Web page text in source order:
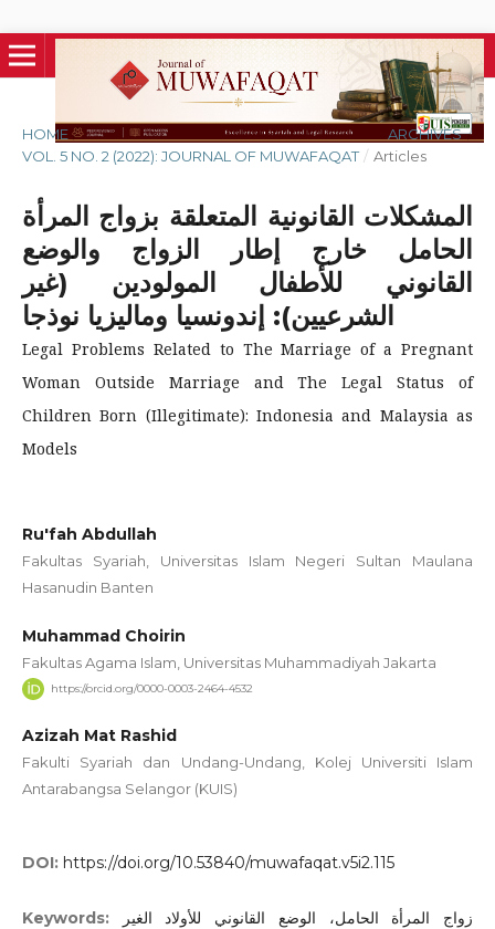
HOME / ARCHIVES /
VOL. 5 NO. 2 (2022): JOURNAL OF MUWAFAQAT / Articles
المشكلات القانونية المتعلقة بزواج المرأة
الحامل خارج إطار الزواج والوضع
القانوني للأطفال المولودين (غير
الشرعيين): إندونسيا وماليزيا نوذجا
Legal Problems Related to The Marriage of a Pregnant
Woman Outside Marriage and The Legal Status of
Children Born (Illegitimate): Indonesia and Malaysia as
Models
Ru'fah Abdullah
Fakultas Syariah, Universitas Islam Negeri Sultan Maulana
Hasanudin Banten
Muhammad Choirin
Fakultas Agama Islam, Universitas Muhammadiyah Jakarta
https://orcid.org/0000-0003-2464-4532
Azizah Mat Rashid
Fakulti Syariah dan Undang-Undang, Kolej Universiti Islam
Antarabangsa Selangor (KUIS)
DOI: https://doi.org/10.53840/muwafaqat.v5i2.115
Keywords:
زواج المرأة الحامل، الوضع القانوني للأولاد الغير